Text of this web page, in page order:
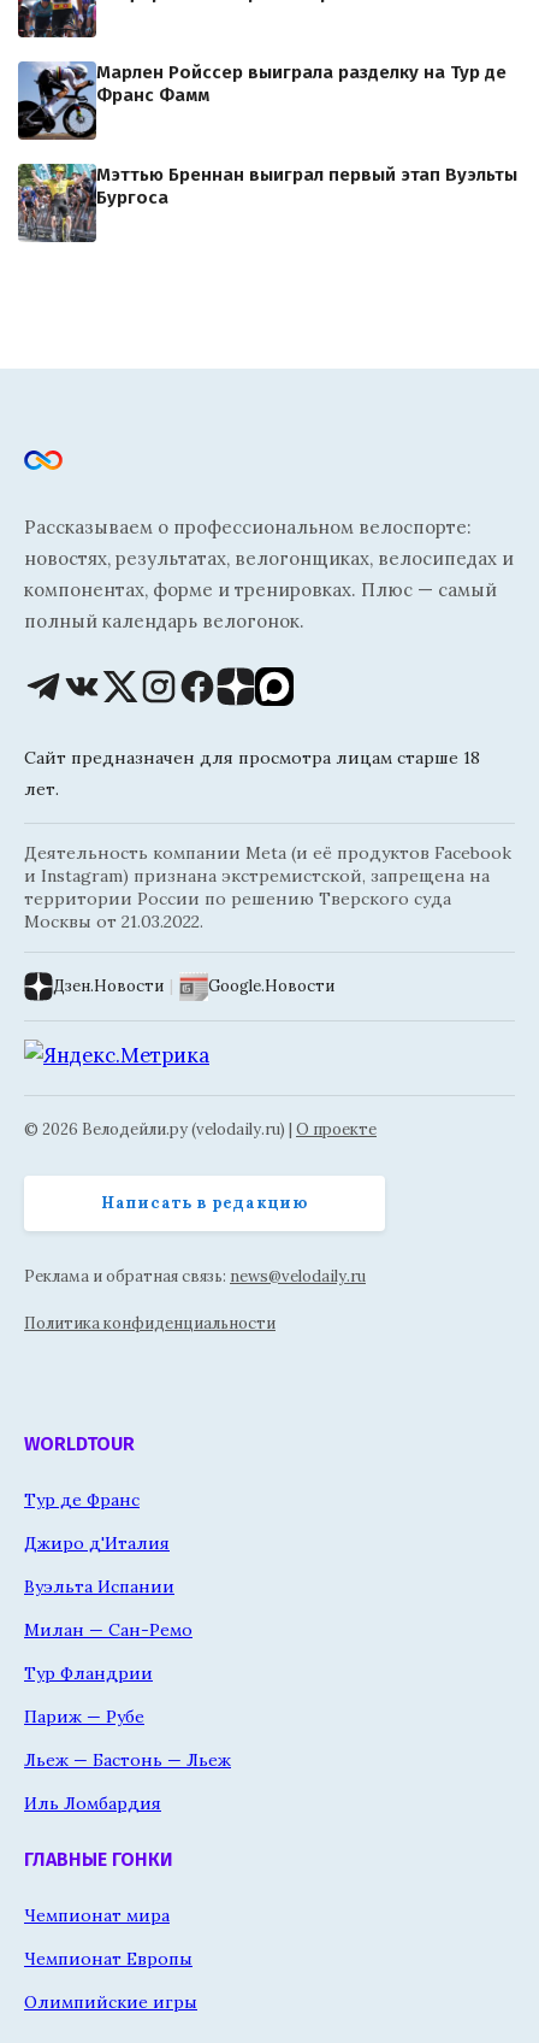
Марлен Ройссер выиграла разделку на Тур де
Франс Фамм
Мэттью Бреннан выиграл первый этап Вуэльты
Бургоса
Рассказываем о профессиональном велоспорте:
новостях, результатах, велогонщиках, велосипедах и
компонентах, форме и тренировках. Плюс — самый
полный календарь велогонок.
Сайт предназначен для просмотра лицам старше 18
лет.
Деятельность компании Meta (и её продуктов Facebook
и Instagram) признана экстремистской, запрещена на
территории России по решению Тверского суда
Москвы от 21.03.2022.
Дзен.Новости | Google.Новости
© 2026 Велодейли.ру (velodaily.ru) | О проекте
Написать в редакцию
Реклама и обратная связь: news@velodaily.ru
Политика конфиденциальности
WORLDTOUR
Тур де Франс
Джиро д'Италия
Вуэльта Испании
Милан — Сан-Ремо
Тур Фландрии
Париж — Рубе
Льеж — Бастонь — Льеж
Иль Ломбардия
ГЛАВНЫЕ ГОНКИ
Чемпионат мира
Чемпионат Европы
Олимпийские игры